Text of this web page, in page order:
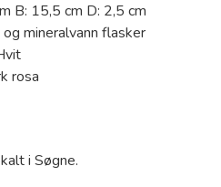
B: 15,5 cm D: 2,5 cm
mineralvann flasker
rosa
i Søgne.